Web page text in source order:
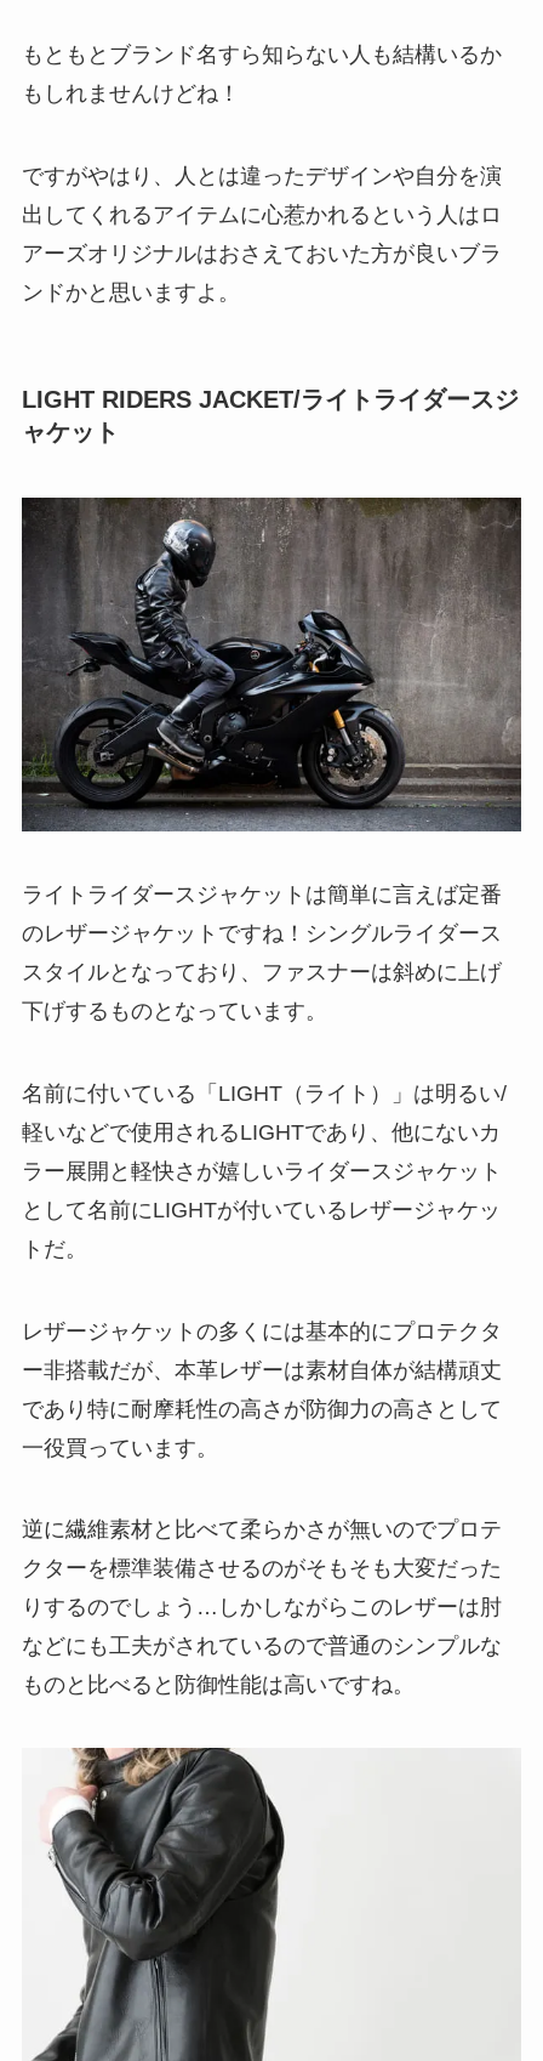
もともとブランド名すら知らない人も結構いるか
もしれませんけどね！
ですがやはり、人とは違ったデザインや自分を演
出してくれるアイテムに心惹かれるという人はロ
アーズオリジナルはおさえておいた方が良いブラ
ンドかと思いますよ。
LIGHT RIDERS JACKET/ライトライダースジ
ャケット
ライトライダースジャケットは簡単に言えば定番
のレザージャケットですね！シングルライダース
スタイルとなっており、ファスナーは斜めに上げ
下げするものとなっています。
名前に付いている「LIGHT（ライト）」は明るい/
軽いなどで使用されるLIGHTであり、他にないカ
ラー展開と軽快さが嬉しいライダースジャケット
として名前にLIGHTが付いているレザージャケッ
トだ。
レザージャケットの多くには基本的にプロテクタ
ー非搭載だが、本革レザーは素材自体が結構頑丈
であり特に耐摩耗性の高さが防御力の高さとして
一役買っています。
逆に繊維素材と比べて柔らかさが無いのでプロテ
クターを標準装備させるのがそもそも大変だった
りするのでしょう…しかしながらこのレザーは肘
などにも工夫がされているので普通のシンプルな
ものと比べると防御性能は高いですね。